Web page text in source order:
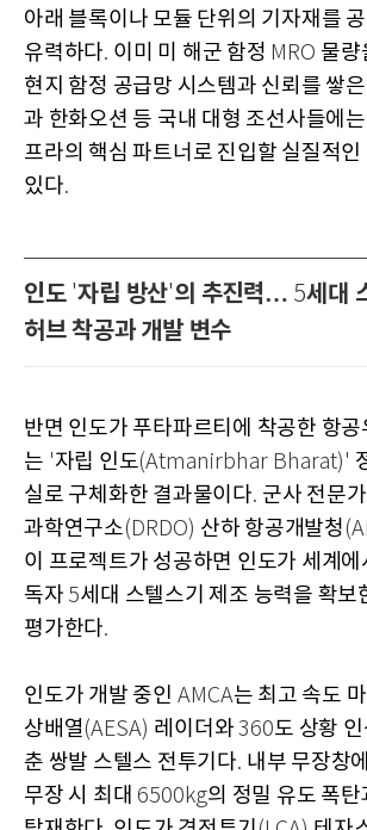
아래 블록이나 모듈 단위의 기자재를
유력하다. 이미 미 해군 함정 MRO 물량
현지 함정 공급망 시스템과 신뢰를 쌓은
과 한화오션 등 국내 대형 조선사들에
프라의 핵심 파트너로 진입할 실질적인
있다.
인도 '자립 방산'의 추진력… 5세대
허브 착공과 개발 변수
반면 인도가 푸타파르티에 착공한 항공
는 '자립 인도(Atmanirbhar Bharat)'
실로 구체화한 결과물이다. 군사 전문
과학연구소(DRDO) 산하 항공개발청
이 프로젝트가 성공하면 인도가 세계
독자 5세대 스텔스기 제조 능력을 확보
평가한다.
인도가 개발 중인 AMCA는 최고 속도
상배열 (AESA) 레이더와 360도 상황
춘 쌍발 스텔스 전투기다. 내부 무장창에
무장 시 최대 6500kg의 정밀 유도 폭